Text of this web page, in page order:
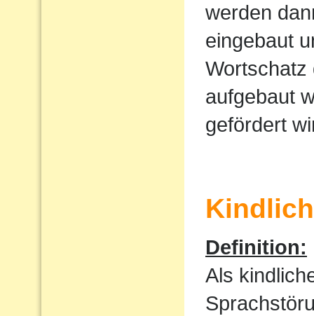
werden
eingebaut
Wortschatz
aufgebaut
gefördert
Definition:
Als